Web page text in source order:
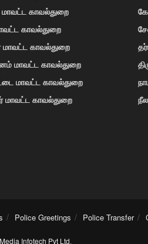
மாவட்ட காவல்துறை
காவல்துறை
மாவட்ட காவல்துறை
மாவட்ட காவல்துறை
மாவட்ட காவல்துறை
மாவட்ட காவல்துறை
Police Greetings Police Transfer
Infotech Pvt Ltd.